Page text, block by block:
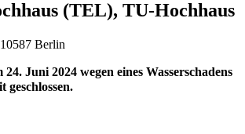
(TEL), TU-Hochhaus
Berlin
Juni 2024 wegen eines Wasserschadens
geschlossen.